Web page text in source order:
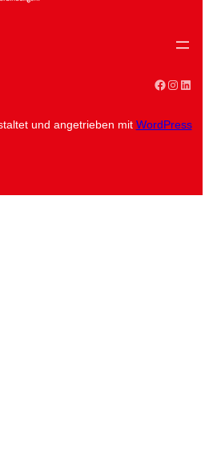
Facebook
und angetrieben mit WordPress